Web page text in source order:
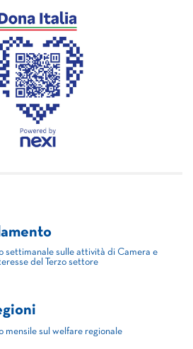
settimanale sulle attività di Camera e
del Terzo settore
mensile sul welfare regionale